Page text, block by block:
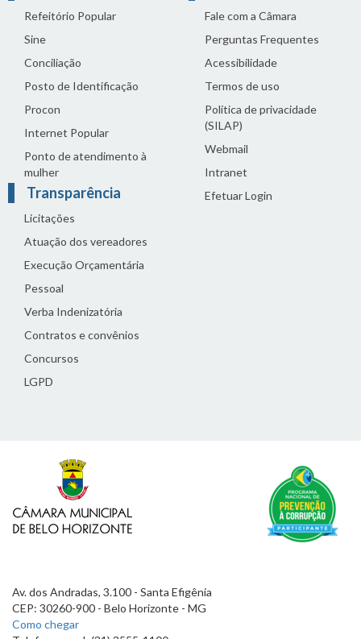
Refeitório Popular
Sine
Conciliação
Posto de Identificação
Procon
Internet Popular
Ponto de atendimento à
mulher
Transparência
Licitações
Atuação dos vereadores
Execução Orçamentária
Pessoal
Verba Indenizatória
Contratos e convênios
Concursos
LGPD
Fale com a Câmara
Perguntas Frequentes
Acessibilidade
Termos de uso
Política de privacidade
(SILAP)
Webmail
Intranet
Efetuar Login
Av. dos Andradas, 3.100 - Santa Efigênia
CEP: 30260-900 - Belo Horizonte - MG
Como chegar